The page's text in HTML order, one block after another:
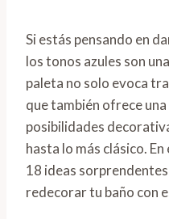
Si estás pensando en
los tonos azules son
paleta no solo evoca
que también ofrece
posibilidades
hasta lo más clásico.
18 ideas
redecorar tu baño con